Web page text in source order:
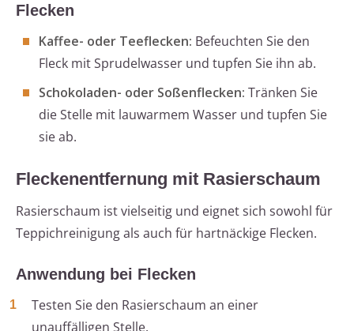
Flecken
Kaffee- oder Teeflecken: Befeuchten Sie den
Fleck mit Sprudelwasser und tupfen Sie ihn ab.
Schokoladen- oder Soßenflecken: Tränken Sie
die Stelle mit lauwarmem Wasser und tupfen Sie
sie ab.
Fleckenentfernung mit Rasierschaum
Rasierschaum ist vielseitig und eignet sich sowohl für
Teppichreinigung als auch für hartnäckige Flecken.
Anwendung bei Flecken
Testen Sie den Rasierschaum an einer
unauffälligen Stelle.